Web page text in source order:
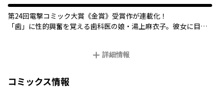
第24回電撃コミック大賞《金賞》受賞作が連載化！
「歯」に性的興奮を覚える歯科医の娘・湯上麻衣子。彼女に目を
それは、汚くも美しいボーイ・ミーツ・ガール。
詳細情報
コミックス情報